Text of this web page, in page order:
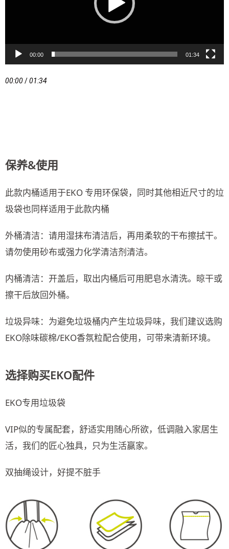
00:00 01:34
00:00/01:34
保养&使用
此款内桶适用于EKO 专用环保袋，同时其他相近尺寸的垃
圾袋也同样适用于此款内桶
外桶清洁：请用湿抹布清洁后，再用柔软的干布擦拭干。
请勿使用砂布或强力化学清洁剂清洁。
内桶清洁：开盖后，取出内桶后可用肥皂水清洗。晾干或
擦干后放回外桶。
垃圾异味：为避免垃圾桶内产生垃圾异味，我们建议选购
EKO除味碳棉/EKO香氛粒配合使用，可带来清新环境。
选择购买EKO配件
EKO专用垃圾袋
VIP似的专属配套，舒适实用随心所欲，低调融入家居生
活，我们的匠心独具，只为生活赢家。
双抽绳设计，好提不脏手